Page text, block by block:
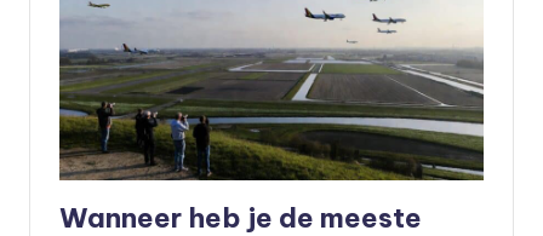
Wanneer heb je de meeste